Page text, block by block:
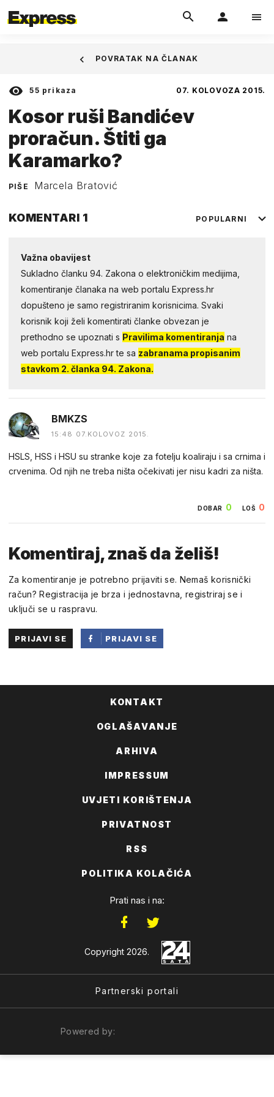
55 prikaza 07. KOLOVOZA 2015.
Kosor ruši Bandićev
proračun. Štiti ga
Karamarko?
PIŠE Marcela Bratović
POVRATAK NA ČLANAK
KOMENTARI 1 POPULARNI
Važna obavijest
Sukladno članku 94. Zakona o elektroničkim medijima,
komentiranje članaka na web portalu Express.hr
dopušteno je samo registriranim korisnicima. Svaki
korisnik koji želi komentirati članke obvezan je
prethodno se upoznati s Pravilima komentiranja na
web portalu Express.hr te sa zabranama propisanim
stavkom 2. članka 94. Zakona.
BMKZS
15:48 07.KOLOVOZ 2015.
HSLS, HSS i HSU su stranke koje za fotelju koaliraju i sa crnima i
crvenima. Od njih ne treba ništa očekivati jer nisu kadri za ništa.
DOBAR 0 LOŠ 0
Komentiraj, znaš da želiš!
Za komentiranje je potrebno prijaviti se. Nemaš korisnički
račun? Registracija je brza i jednostavna, registriraj se i
uključi se u raspravu.
PRIJAVI SE
PRIJAVI SE
KONTAKT
OGLAŠAVANJE
ARHIVA
IMPRESSUM
UVJETI KORIŠTENJA
PRIVATNOST
RSS
POLITIKA KOLAČIĆA
Prati nas i na:
Copyright 2026.
Partnerski portali
Powered by: